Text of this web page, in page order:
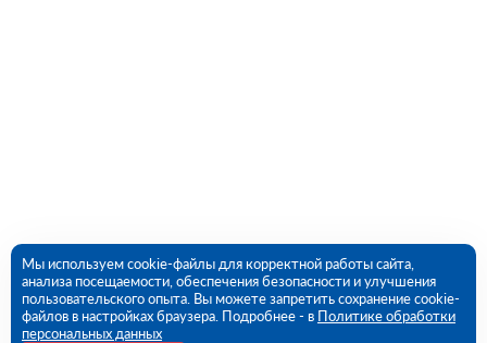
Мы используем cookie-файлы для корректной работы сайта,
анализа посещаемости, обеспечения безопасности и улучшения
пользовательского опыта. Вы можете запретить сохранение cookie-
файлов в настройках браузера. Подробнее - в Политике обработки
персональных данных